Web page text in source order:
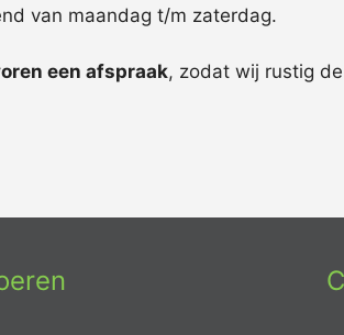
van maandag t/m zaterdag.
een afspraak, zodat wij rustig